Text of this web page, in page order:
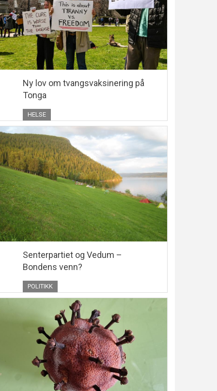
Ny lov om tvangsvaksinering på
Tonga
HELSE
Senterpartiet og Vedum –
Bondens venn?
POLITIKK